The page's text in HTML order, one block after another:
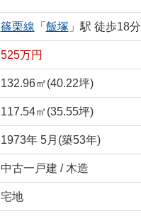
篠栗線 「 飯塚 」駅 徒歩18分
525万円
132.96㎡(40.22坪)
117.54㎡(35.55坪)
1973年 5月(築53年)
中古一戸建 / 木造
宅地